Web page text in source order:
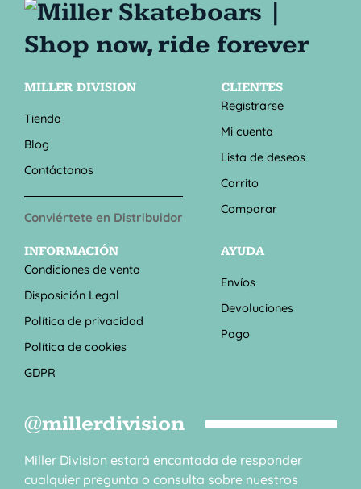
MILLER DIVISION
Tienda
Blog
Contáctanos
Conviértete en Distribuidor
CLIENTES
Registrarse
Mi cuenta
Lista de deseos
Carrito
Comparar
INFORMACIÓN
Condiciones de venta
Disposición Legal
Política de privacidad
Política de cookies
GDPR
AYUDA
Envíos
Devoluciones
Pago
@millerdivision
Miller Division estará encantada de responder
cualquier pregunta o consulta sobre nuestros